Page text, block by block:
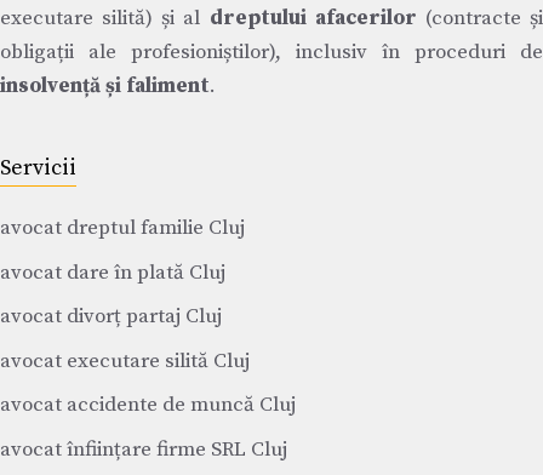
executare silită) și al dreptului afacerilor (contracte și
obligații ale profesioniștilor), inclusiv în proceduri de
insolvență și faliment.
Servicii
avocat dreptul familie Cluj
avocat dare în plată Cluj
avocat divorț partaj Cluj
avocat executare silită Cluj
avocat accidente de muncă Cluj
avocat înființare firme SRL Cluj